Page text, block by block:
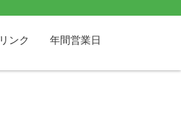
リンク 年間営業日